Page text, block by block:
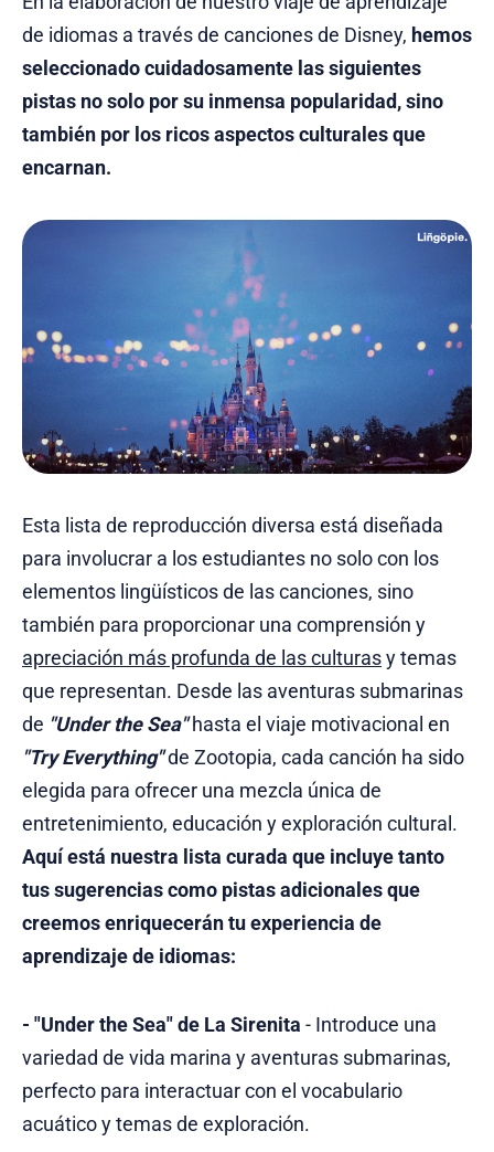
de idiomas a través de canciones de Disney, hemos
seleccionado cuidadosamente las siguientes
pistas no solo por su inmensa popularidad, sino
también por los ricos aspectos culturales que
encarnan.
Esta lista de reproducción diversa está diseñada
para involucrar a los estudiantes no solo con los
elementos lingüísticos de las canciones, sino
también para proporcionar una comprensión y
apreciación más profunda de las culturasy temas
que representan. Desde las aventuras submarinas
de "Under the Sea"hasta el viaje motivacional en
"Try Everything"de Zootopia, cada canción ha sido
elegida para ofrecer una mezcla única de
entretenimiento, educación y exploración cultural.
Aquí está nuestra lista curada que incluye tanto
tus sugerencias como pistas adicionales que
creemos enriquecerán tu experiencia de
aprendizaje de idiomas:
- "Under the Sea" de La Sirenita - Introduce una
variedad de vida marina y aventuras submarinas,
perfecto para interactuar con el vocabulario
acuático y temas de exploración.